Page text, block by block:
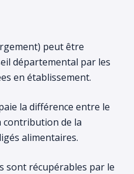
peut être
départemental par les
en établissement.
la différence entre le
contribution de la
alimentaires.
sont récupérables par le